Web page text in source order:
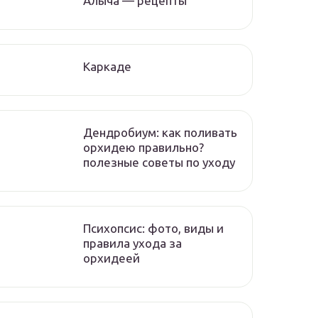
Каркаде
Дендробиум: как поливать
орхидею правильно?
полезные советы по уходу
Психопсис: фото, виды и
правила ухода за
орхидеей